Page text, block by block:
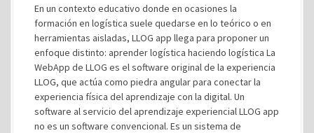
En un contexto educativo donde en ocasiones la
formación en logística suele quedarse en lo teórico o en
herramientas aisladas, LLOG app llega para proponer un
enfoque distinto: aprender logística haciendo logística La
WebApp de LLOG es el software original de la experiencia
LLOG, que actúa como piedra angular para conectar la
experiencia física del aprendizaje con la digital. Un
software al servicio del aprendizaje experiencial LLOG app
no es un software convencional. Es un sistema de